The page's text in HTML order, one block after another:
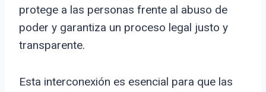
protege a las personas frente al abuso de
poder y garantiza un proceso legal justo y
transparente.
Esta interconexión es esencial para que las